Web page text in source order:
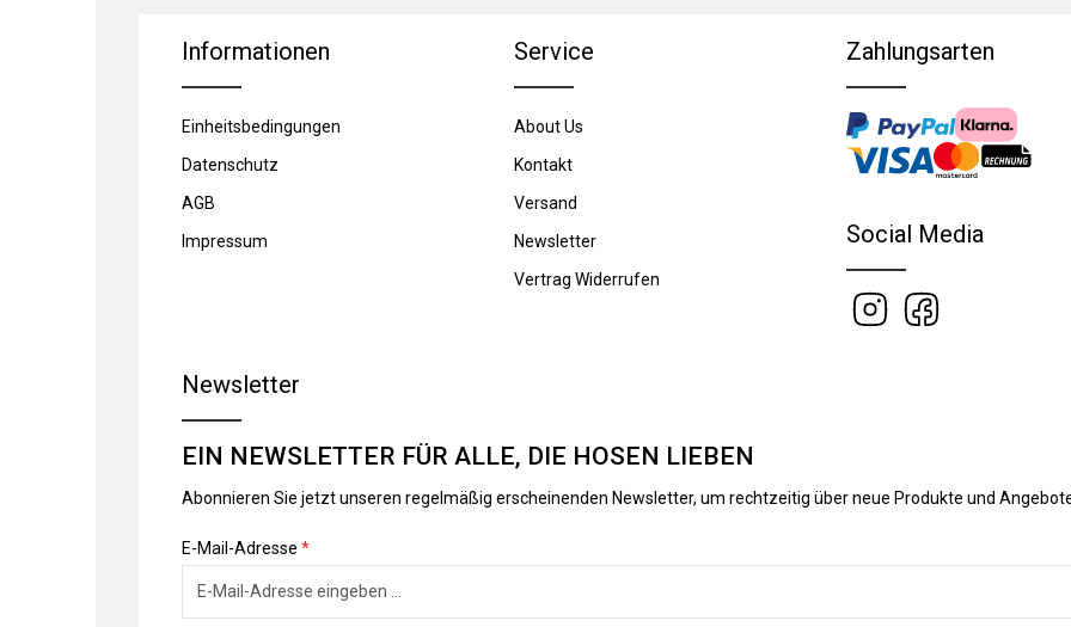
Informationen
Einheitsbedingungen
Datenschutz
AGB
Impressum
Service
About Us
Kontakt
Versand
Newsletter
Vertrag Widerrufen
Zahlungsarten
Social Media
Newsletter
EIN NEWSLETTER FÜR ALLE, DIE HOSEN LIEBEN
Abonnieren Sie jetzt unseren regelmäßig erscheinenden Newsletter, um rechtzeitig über neue Produkte und
E-Mail-Adresse *